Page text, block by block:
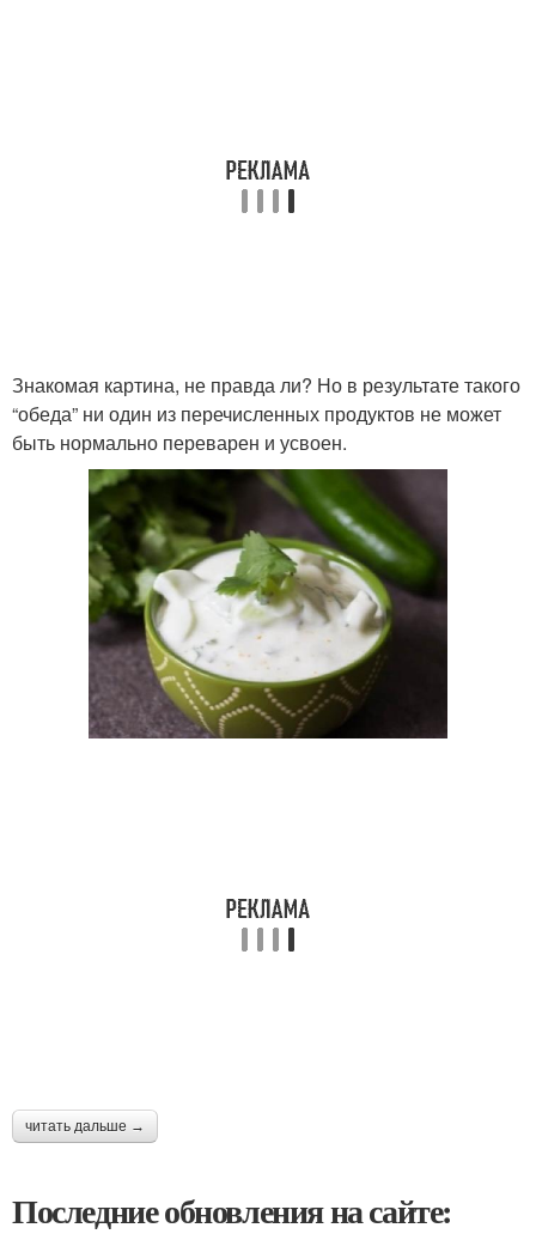
Знакомая картина, не правда ли? Но в результате такого
“обеда” ни один из перечисленных продуктов не может
быть нормально переварен и усвоен.
читать дальше →
Последние обновления на сайте: